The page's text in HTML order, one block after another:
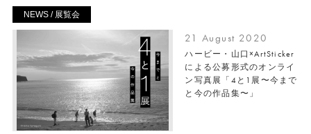
NEWS / 展覧会
21 August 2020
ハービー・山口×ArtSticker
による公募形式のオンライ
ン写真展「4と1展〜今まで
と今の作品集〜」